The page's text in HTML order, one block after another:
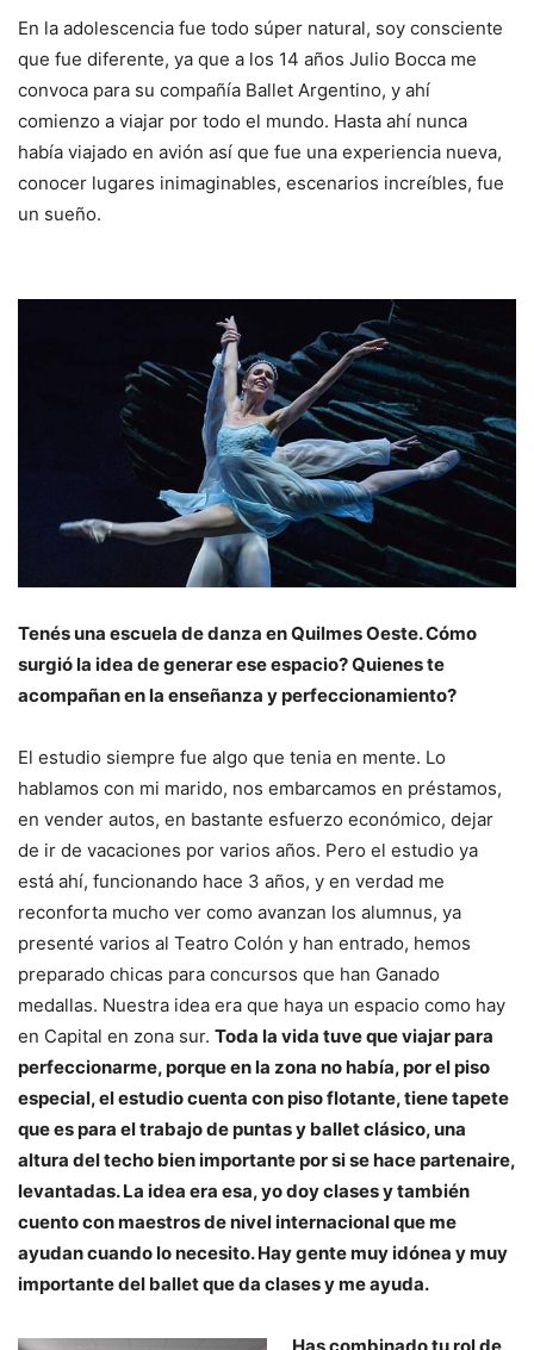
En la adolescencia fue todo súper natural, soy consciente
que fue diferente, ya que a los 14 años Julio Bocca me
convoca para su compañía Ballet Argentino, y ahí
comienzo a viajar por todo el mundo. Hasta ahí nunca
había viajado en avión así que fue una experiencia nueva,
conocer lugares inimaginables, escenarios increíbles, fue
un sueño.
Tenés una escuela de danza en Quilmes Oeste. Cómo
surgió la idea de generar ese espacio? Quienes te
acompañan en la enseñanza y perfeccionamiento?
El estudio siempre fue algo que tenia en mente. Lo
hablamos con mi marido, nos embarcamos en préstamos,
en vender autos, en bastante esfuerzo económico, dejar
de ir de vacaciones por varios años. Pero el estudio ya
está ahí, funcionando hace 3 años, y en verdad me
reconforta mucho ver como avanzan los alumnus, ya
presenté varios al Teatro Colón y han entrado, hemos
preparado chicas para concursos que han Ganado
medallas. Nuestra idea era que haya un espacio como hay
en Capital en zona sur. Toda la vida tuve que viajar para
perfeccionarme, porque en la zona no había, por el piso
especial, el estudio cuenta con piso flotante, tiene tapete
que es para el trabajo de puntas y ballet clásico, una
altura del techo bien importante por si se hace partenaire,
levantadas. La idea era esa, yo doy clases y también
cuento con maestros de nivel internacional que me
ayudan cuando lo necesito. Hay gente muy idónea y muy
importante del ballet que da clases y me ayuda.
Has combinado tu rol de